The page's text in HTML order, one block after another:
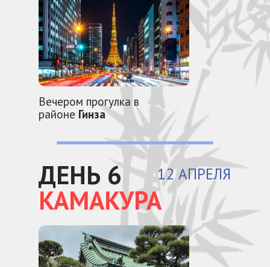
Вечером прогулка в
районе Гинза
12 АПРЕЛЯ
ДЕНЬ 6
КАМАКУРА